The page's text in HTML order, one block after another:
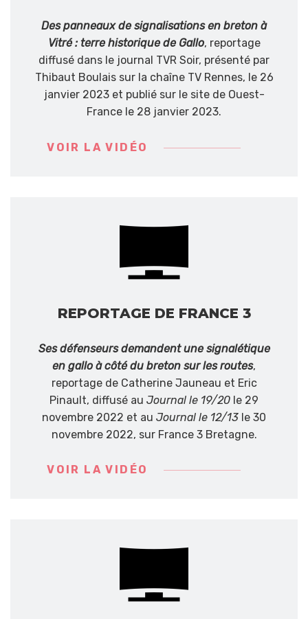
Des panneaux de signalisations en breton à
Vitré : terre historique de Gallo, reportage
diffusé dans le journal TVR Soir, présenté par
Thibaut Boulais sur la chaîne TV Rennes, le 26
janvier 2023 et publié sur le site de Ouest-
France le 28 janvier 2023.
VOIR LA VIDÉO
REPORTAGE DE FRANCE 3
Ses défenseurs demandent une signalétique
en gallo à côté du breton sur les routes,
reportage de Catherine Jauneau et Eric
Pinault, diffusé au Journal le 19/20 le 29
novembre 2022 et au Journal le 12/13 le 30
novembre 2022, sur France 3 Bretagne.
VOIR LA VIDÉO